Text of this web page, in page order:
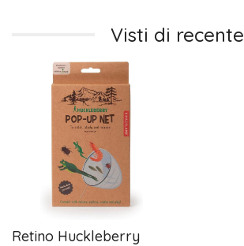
Visti di recente
Retino Huckleberry